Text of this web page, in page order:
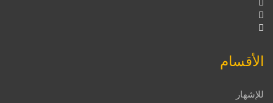
الأقسام
للإشهار